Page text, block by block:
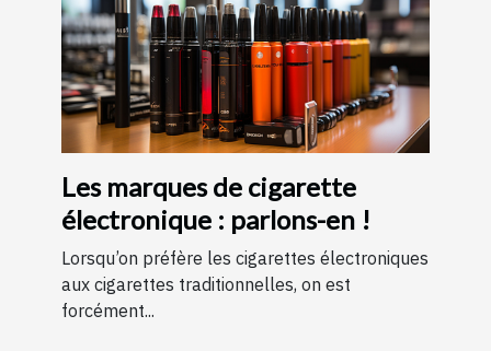
Les marques de cigarette
électronique : parlons-en !
Lorsqu’on préfère les cigarettes électroniques
aux cigarettes traditionnelles, on est
forcément...